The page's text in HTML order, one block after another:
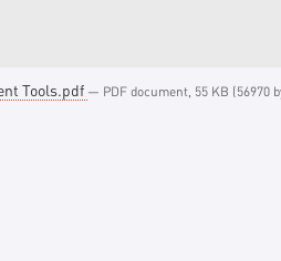
Tools.pdf — PDF document, 55 KB (56970